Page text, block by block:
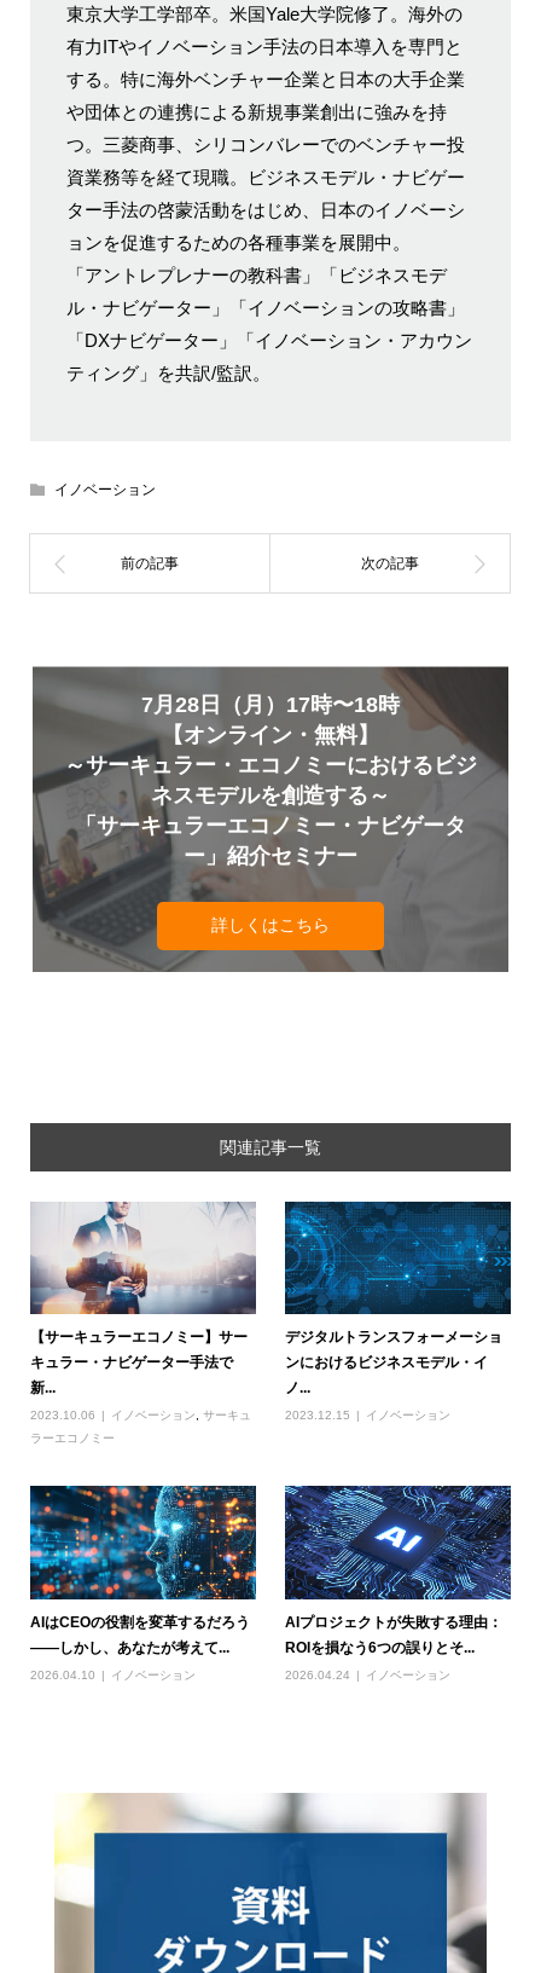
東京大学工学部卒。米国Yale大学院修了。海外の
有力ITやイノベーション手法の日本導入を専門と
する。特に海外ベンチャー企業と日本の大手企業
や団体との連携による新規事業創出に強みを持
つ。三菱商事、シリコンバレーでのベンチャー投
資業務等を経て現職。ビジネスモデル・ナビゲー
ター手法の啓蒙活動をはじめ、日本のイノベーシ
ョンを促進するための各種事業を展開中。
「アントレプレナーの教科書」「ビジネスモデ
ル・ナビゲーター」「イノベーションの攻略書」
「DXナビゲーター」「イノベーション・アカウン
ティング」を共訳/監訳。
イノベーション
7月28日（月）17時〜18時
【オンライン・無料】
～サーキュラー・エコノミーにおけるビジ
ネスモデルを創造する～
「サーキュラーエコノミー・ナビゲータ
ー」紹介セミナー
詳しくはこちら
関連記事一覧
【サーキュラーエコノミー】サー
キュラー・ナビゲーター手法で
新...
2023.10.06 イノベーション, サーキュ
ラーエコノミー
デジタルトランスフォーメーショ
ンにおけるビジネスモデル・イ
ノ...
2023.12.15 イノベーション
AIはCEOの役割を変革するだろう
――しかし、あなたが考えて...
2026.04.10 イノベーション
AIプロジェクトが失敗する理由：
ROIを損なう6つの誤りとそ...
2026.04.24 イノベーション